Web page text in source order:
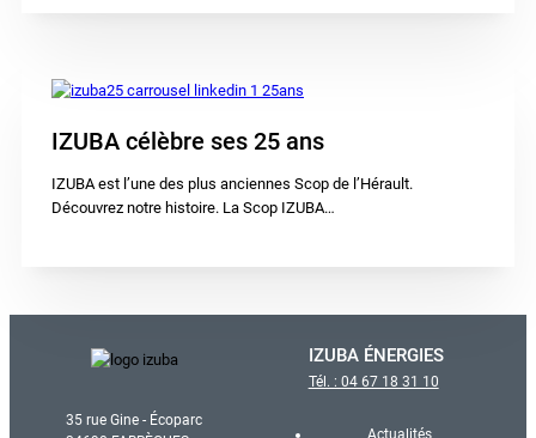
IZUBA célèbre ses 25 ans
IZUBA est l’une des plus anciennes Scop de l’Hérault.
Découvrez notre histoire. La Scop IZUBA…
IZUBA ÉNERGIES
Tél. : 04 67 18 31 10
35 rue Gine - Écoparc
Actualités